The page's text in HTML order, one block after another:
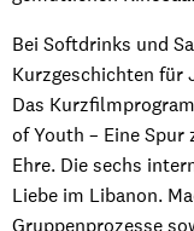
Bei Softdrinks und
Kurzgeschichten für
Das
of Youth – Eine
Ehre. Die sechs
Liebe im Libanon.
Gruppenprozesse